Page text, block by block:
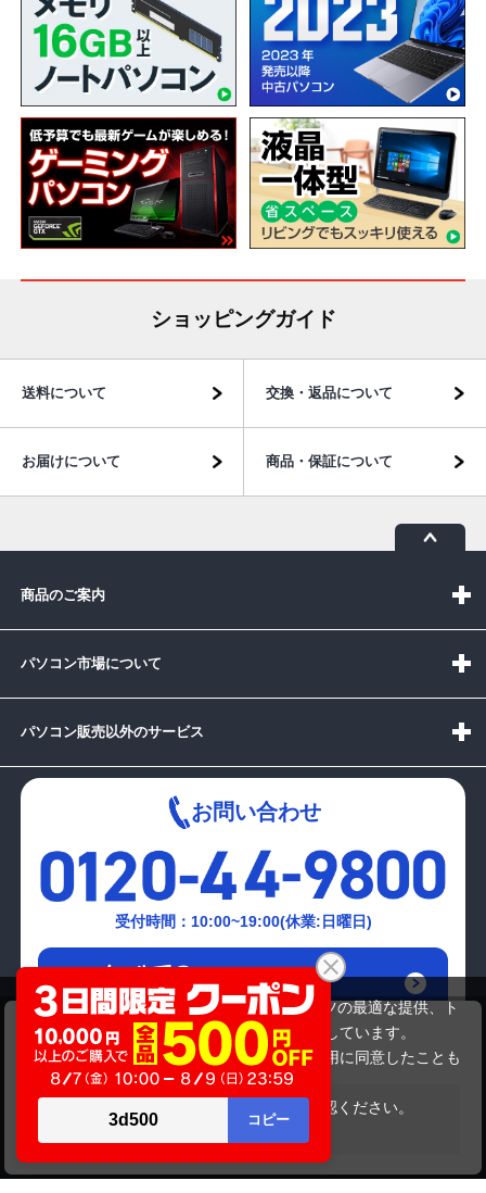
TOSHIBA PB550BBANR3A51
商品価格 43,780円
在庫がありません
ショッピングガイド
送料について 交換・返品について
お届けについて 商品・保証について
商品のご案内
パソコン市場について
パソコン販売以外のサービス
お問い合わせ
受付時間：10:00~19:00(休業:日曜日)
メールでの
お問い合わせはこちら
当サイトでは利用体験の向上およびコンテンツの最適な提供、ト
ラフィックの分析を目的としてCookieを使用しています。
サイトの閲覧を継続された場合、Cookieの利用に同意したことも
のといたします。
をご確認ください。
承諾する